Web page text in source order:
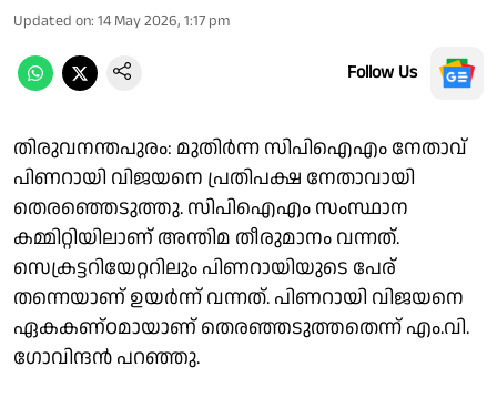
Updated on: 14 May 2026, 1:17 pm
Follow Us
തിരുവനന്തപുരം: മുതിർന്ന സിപിഐഎം നേതാവ്
പിണറായി വിജയനെ പ്രതിപക്ഷ നേതാവായി
തെരഞ്ഞെടുത്തു. സിപിഐഎം സംസ്ഥാന
കമ്മിറ്റിയിലാണ് അന്തിമ തീരുമാനം വന്നത്.
സെക്രട്ടറിയേറ്ററിലും പിണറായിയുടെ പേര്
തന്നെയാണ് ഉയർന്ന് വന്നത്. പിണറായി വിജയനെ
ഏകകണ്ഠമായാണ് തെരഞ്ഞടുത്തതെന്ന് എം.വി.
ഗോവിന്ദൻ പറഞ്ഞു.